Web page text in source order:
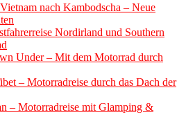
nach Kambodscha – Neue
Nordirland und Southern
Under – Mit dem Motorrad durch
– Motorradreise durch das Dach der
– Motorradreise mit Glamping &